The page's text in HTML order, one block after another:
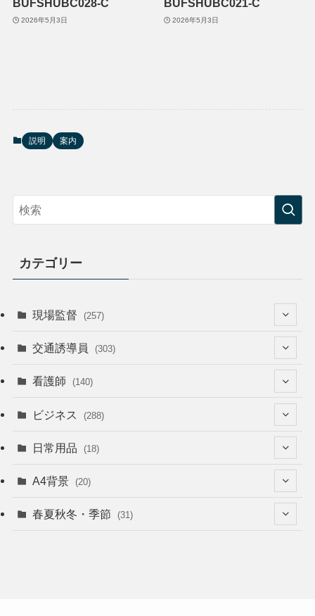
BUFSHUBC028-C
2026年5月3日
BUFSHUBC021-C
2026年5月3日
説明 案内
カテゴリー
現場監督 (257)
(52)
(74)
交通誘導員 (303)
(64)
(53)
看護師 (140)
(53)
(36)
ビジネス (288)
(120)
(12)
(49)
(8)
日常用品 (18)
(13)
A4背景 (20)
(5)
春夏秋冬・季節 (31)